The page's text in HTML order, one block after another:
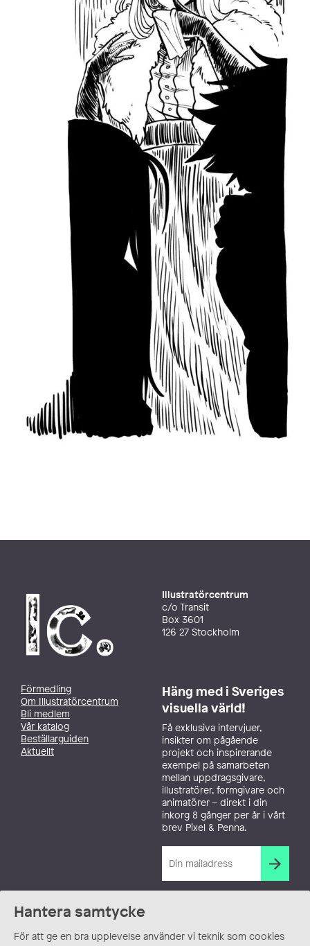
Hantera samtycke
För att ge en bra upplevelse använder vi teknik som cookies
Illustratörcentrum
c/o Transit
Box 3601
126 27 Stockholm
Förmedling
Om Illustratörcentrum
Bli medlem
Vår katalog
Beställarguiden
Aktuellt
Häng med i Sveriges
visuella värld!
Få exklusiva intervjuer,
insikter om pågående
projekt och inspirerande
exempel på samarbeten
mellan uppdragsgivare,
illustratörer, formgivare och
animatörer – direkt i din
inkorg 8 gånger per år i vårt
brev Pixel & Penna.